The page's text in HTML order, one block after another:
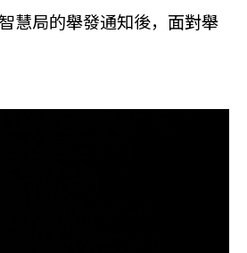
慧局的舉發通知後，面對舉